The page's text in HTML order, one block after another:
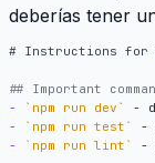
deberías tener
-
`npm run dev`
-
`npm run test`
-
`npm run lint`